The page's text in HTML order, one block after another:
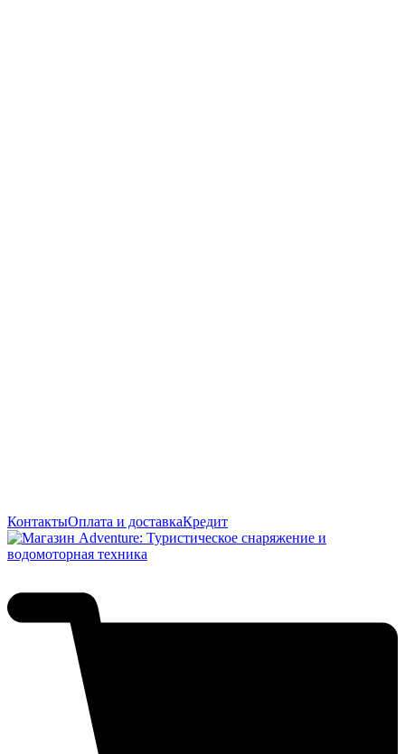
КонтактыОплата и доставкаКредит